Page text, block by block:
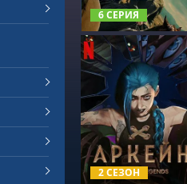
6 СЕРИЯ
2 СЕЗОН
СМОТРЕТЬ ОНЛАЙН